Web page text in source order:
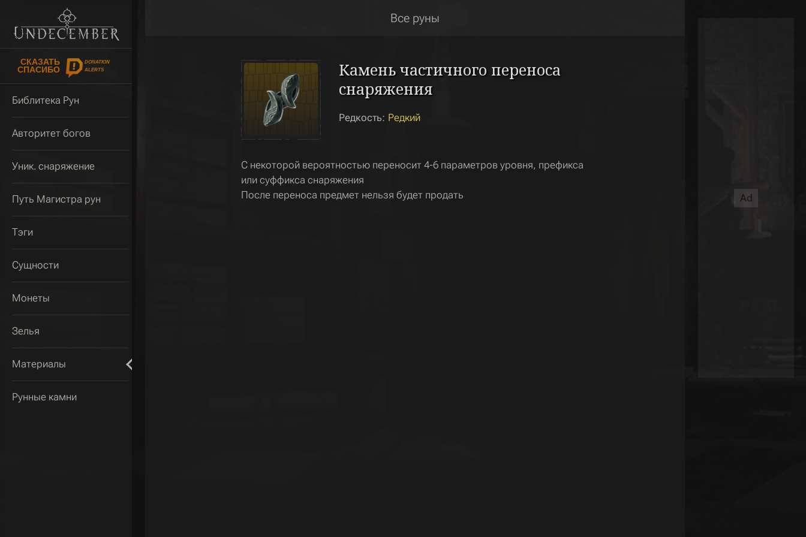
Библитека Рун
Авторитет богов
Уник. снаряжение
Путь Магистра рун
Тэги
Сущности
Монеты
Зелья
Материалы
Рунные камни
СКАЗАТЬ
СПАСИБО
DONATION
ALERTS
Все руны
Камень частичного переноса
снаряжения
Редкость: Редкий
С некоторой вероятностью переносит 4-6 параметров уровня, префикса
или суффикса снаряжения
После переноса предмет нельзя будет продать